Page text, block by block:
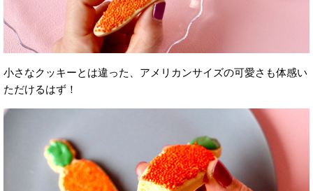
小さなクッキーとは違った、アメリカンサイズの可愛さも体感い
ただけるはず！